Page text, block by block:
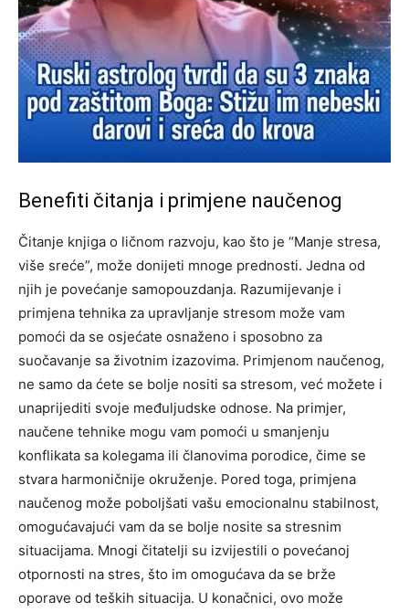
Benefiti čitanja i primjene naučenog
Čitanje knjiga o ličnom razvoju, kao što je “Manje stresa,
više sreće”, može donijeti mnoge prednosti. Jedna od
njih je povećanje samopouzdanja. Razumijevanje i
primjena tehnika za upravljanje stresom može vam
pomoći da se osjećate osnaženo i sposobno za
suočavanje sa životnim izazovima. Primjenom naučenog,
ne samo da ćete se bolje nositi sa stresom, već možete i
unaprijediti svoje međuljudske odnose. Na primjer,
naučene tehnike mogu vam pomoći u smanjenju
konflikata sa kolegama ili članovima porodice, čime se
stvara harmoničnije okruženje. Pored toga, primjena
naučenog može poboljšati vašu emocionalnu stabilnost,
omogućavajući vam da se bolje nosite sa stresnim
situacijama. Mnogi čitatelji su izvijestili o povećanoj
otpornosti na stres, što im omogućava da se brže
oporave od teških situacija. U konačnici, ovo može